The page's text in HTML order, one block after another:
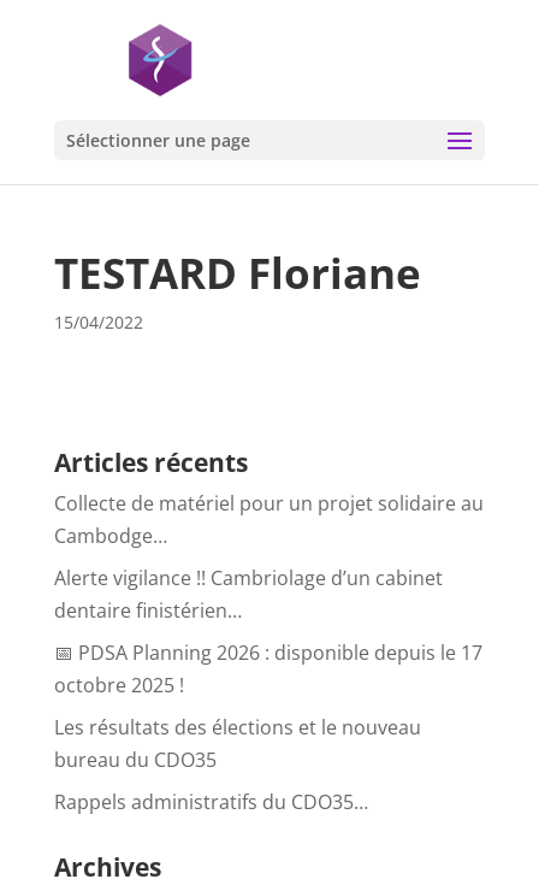
Sélectionner une page
TESTARD Floriane
15/04/2022
Articles récents
Collecte de matériel pour un projet solidaire au
Cambodge…
Alerte vigilance !! Cambriolage d’un cabinet
dentaire finistérien…
📅 PDSA Planning 2026 : disponible depuis le 17
octobre 2025 !
Les résultats des élections et le nouveau
bureau du CDO35
Rappels administratifs du CDO35…
Archives